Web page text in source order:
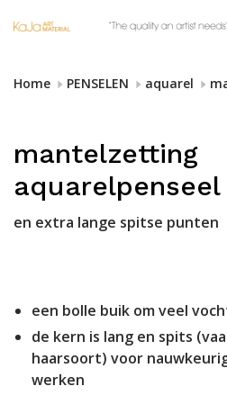
Home PENSELEN aquarel
mantelzetting
aquarelpenseel
en extra lange spitse punten
een bolle buik om veel
de kern is lang en spits
haarsoort) voor
werken